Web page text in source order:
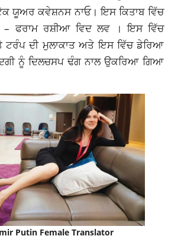
ਯੂਅਰ ਕਵੇਸ਼ਨਸ ਨਾਓ। ਇਸ ਕਿਤਾਬ ਵਿੱਚ
ਫਰਾਮ ਰਸ਼ੀਆ ਵਿਦ ਲਵ । ਇਸ ਵਿੱਚ
ਟਰੰਪ ਦੀ ਮੁਲਾਕਾਤ ਅਤੇ ਇਸ ਵਿੱਚ ਡੇਰਿਆ
ਨੂੰ ਦਿਲਚਸਪ ਢੰਗ ਨਾਲ ਉਕਰਿਆ ਗਿਆ
Putin Female Translator